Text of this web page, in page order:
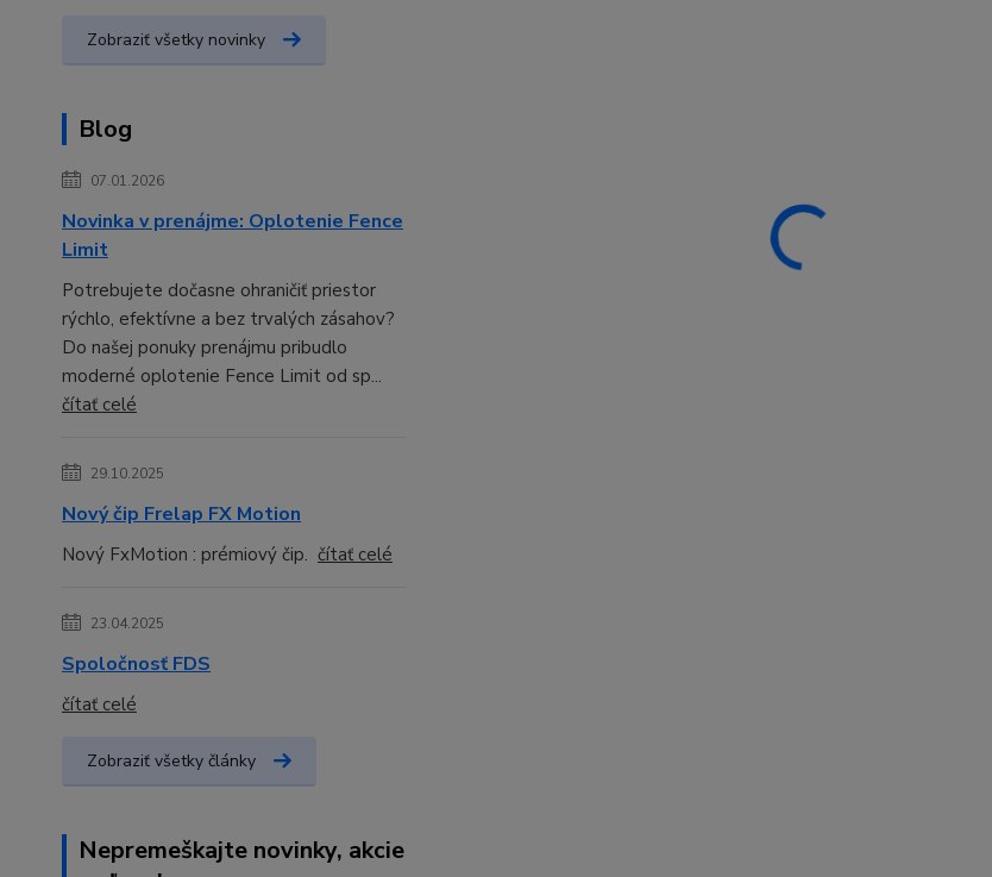
Zobraziť všetky novinky
Blog
07.01.2026
Novinka v prenájme: Oplotenie Fence
Limit
Potrebujete dočasne ohraničiť priestor
rýchlo, efektívne a bez trvalých zásahov?
Do našej ponuky prenájmu pribudlo
moderné oplotenie Fence Limit od sp...
čítať celé
29.10.2025
Nový čip Frelap FX Motion
Nový FxMotion : prémiový čip. čítať celé
23.04.2025
Spoločnosť FDS
čítať celé
Zobraziť všetky články
Nepremeškajte novinky, akcie